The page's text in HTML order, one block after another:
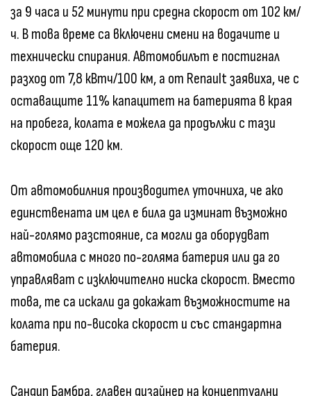
за 9 часа и 52 минути при средна скорост от 102 км/
ч. В това време са включени смени на водачите и
технически спирания. Автомобилът е постигнал
разход от 7,8 кВтч/100 км, а от Renault заявиха, че с
оставащите 11% капацитет на батерията в края
на пробега, колата е можела да продължи с тази
скорост още 120 км.
От автомобилния производител уточниха, че ако
единствената им цел е била да изминат възможно
най-голямо разстояние, са могли да оборудват
автомобила с много по-голяма батерия или да го
управляват с изключително ниска скорост. Вместо
това, те са искали да докажат възможностите на
колата при по-висока скорост и със стандартна
батерия.
Сандип Бамбра, главен дизайнер на концептуални